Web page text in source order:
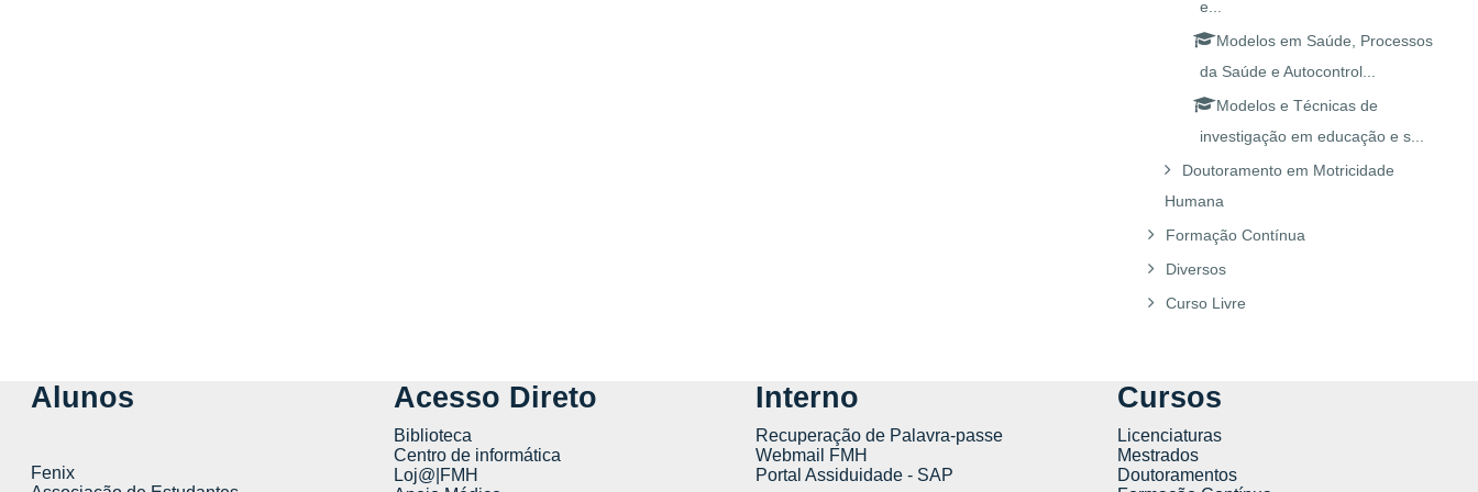
e...
Modelos em Saúde, Processos
da Saúde e Autocontrol...
Modelos e Técnicas de
investigação em educação e s...
Doutoramento em Motricidade
Humana
Formação Contínua
Diversos
Curso Livre
Alunos
Fenix
Acesso Direto
Biblioteca
Centro de informática
Loj@|FMH
Interno
Recuperação de Palavra-passe
Webmail FMH
Portal Assiduidade - SAP
Cursos
Licenciaturas
Mestrados
Doutoramentos